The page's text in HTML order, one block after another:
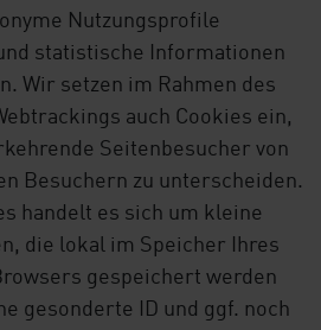
Nutzungsprofile
statistische Informationen
Wir setzen im Rahmen des
auch Cookies ein,
Seitenbesucher von
Besuchern zu unterscheiden.
handelt es sich um kleine
die lokal im Speicher Ihres
gespeichert werden
gesonderte ID und ggf. noch